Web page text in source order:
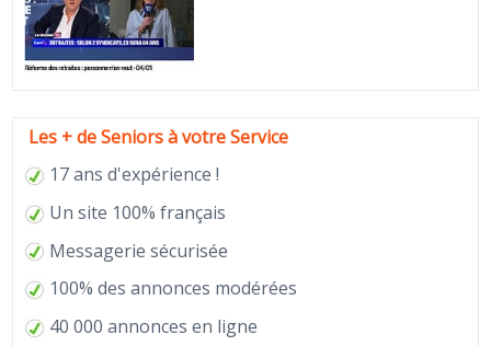
Les + de Seniors à votre Service
17 ans d'expérience !
Un site 100% français
Messagerie sécurisée
100% des annonces modérées
40 000 annonces en ligne